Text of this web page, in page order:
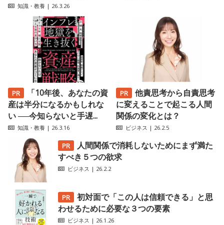
知識・教養 | 26.3.26
「10年後、あなたの資
産は半分になるかもしれな
い ──今知らないと手遅...
知識・教養 | 26.3.16
他責思考から自責思考
に変えることで起こる人間
関係の変化とは？
ビジネス | 26.2.5
人間関係で消耗しないためにまず満た
すべき５つの欲求
ビジネス | 26.2.2
初対面で「この人は信頼できる」と思
わせるために必要な３つの要素
ビジネス | 26.1.26